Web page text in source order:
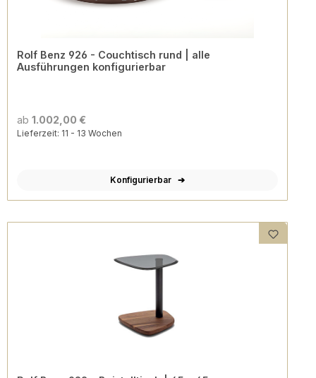
Rolf Benz 926 - Couchtisch rund | alle
Ausführungen konfigurierbar
ab 1.002,00 €
Lieferzeit: 11 - 13 Wochen
Konfigurierbar